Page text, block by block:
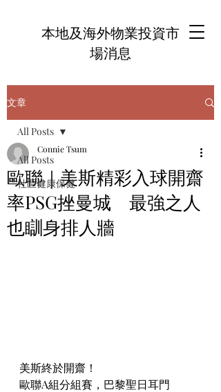
本地及海外物業投資市
場消息
文章
All Posts
社區健康保健
All Posts
歐聯｜美斯精彩入球開齋
率PSG挫曼城 最強之人
也瞓身排人牆
Connie Tsum
美斯終於開齋！
歐聯A組分組賽，巴黎聖日耳門